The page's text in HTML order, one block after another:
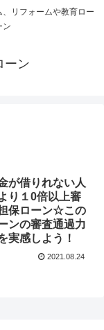
リフォームや教育ロー
ン
ーン
が借りれない人
り１0倍以上審
保ローン☆この
ンの審査通過力
実感しよう！
2021.08.24